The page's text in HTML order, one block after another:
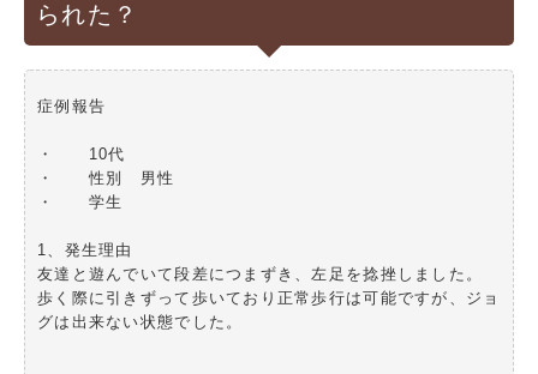
られた？
症例報告
・ 10代
・ 性別 男性
・ 学生
1、発生理由
友達と遊んでいて段差につまずき、左足を捻挫しました。
歩く際に引きずって歩いており正常歩行は可能ですが、ジョ
グは出来ない状態でした。